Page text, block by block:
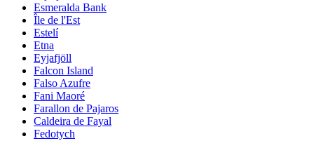
Esmeralda Bank
Île de l'Est
Estelí
Etna
Eyjafjöll
Falcon Island
Falso Azufre
Fani Maoré
Farallon de Pajaros
Caldeira de Fayal
Fedotych